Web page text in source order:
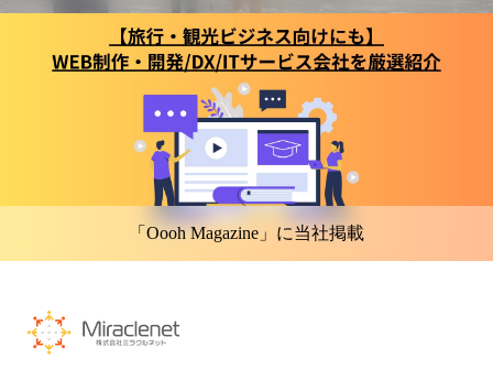
「Oooh Magazine」に当社掲載